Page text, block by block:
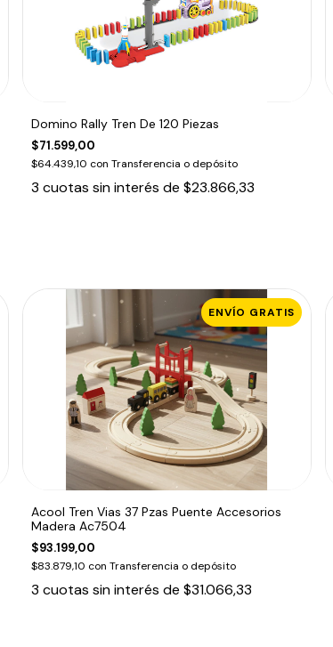
Domino Rally Tren De 120 Piezas
$71.599,00
$64.439,10 con Transferencia o depósito
3 cuotas sin interés de $23.866,33
ENVÍO GRATIS
Acool Tren Vias 37 Pzas Puente Accesorios
Madera Ac7504
$93.199,00
$83.879,10 con Transferencia o depósito
3 cuotas sin interés de $31.066,33